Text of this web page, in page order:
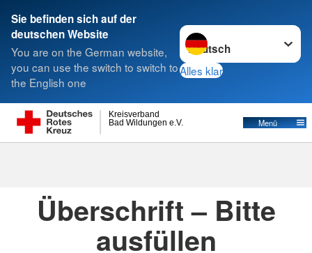
Sie befinden sich auf der
deutschen Website
You are on the German website,
you can use the switch to switch to
the English one
Sprache wechseln zu
Alles klar
Bad Wildungen e.V.
Kreisverband
Menü
Suche
Überschrift – Bitte
ausfüllen